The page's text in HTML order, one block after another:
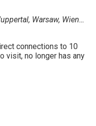
Warsaw, Wien…
connections to 10
visit, no longer has any